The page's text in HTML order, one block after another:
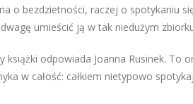
o bezdzietności, raczej o spotykaniu
umieścić ją w tak niedużym
odpowiada Joanna Rusinek. To
w całość: całkiem nietypowo